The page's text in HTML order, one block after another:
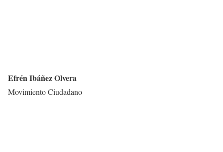
Efrén Ibáñez Olvera
Movimiento Ciudadano